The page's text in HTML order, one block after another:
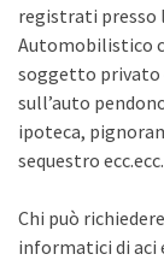
registrati presso
Automobilistico
soggetto privato
sull’auto
ipoteca,
sequestro ecc.ecc.
Chi può
informatici di aci